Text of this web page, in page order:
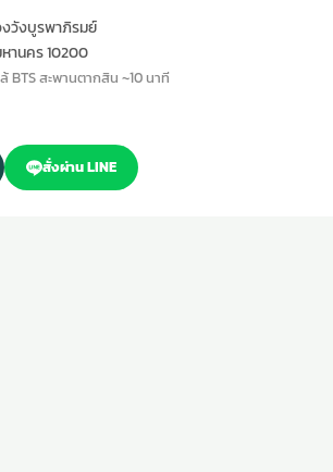
วังบูรพาภิรมย์
านคร 10200
BTS สะพานตากสิน ~10 นาที
สั่งผ่าน LINE